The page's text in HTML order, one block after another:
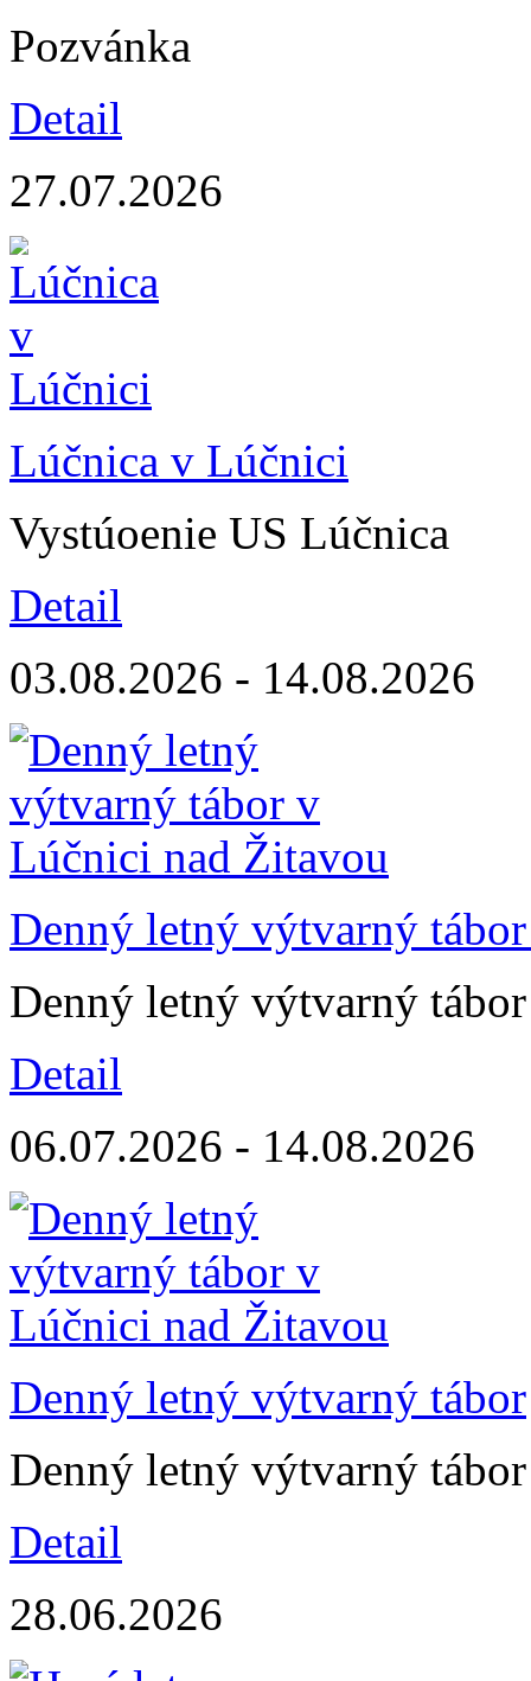
Pozvánka
Detail
27.07.2026
Lúčnica v Lúčnici
Vystúoenie US Lúčnica
Detail
03.08.2026 - 14.08.2026
Denný letný výtvarný
Denný letný výtvarný
Detail
06.07.2026 - 14.08.2026
Denný letný výtvarný tábor
Denný letný výtvarný tábor
Detail
28.06.2026